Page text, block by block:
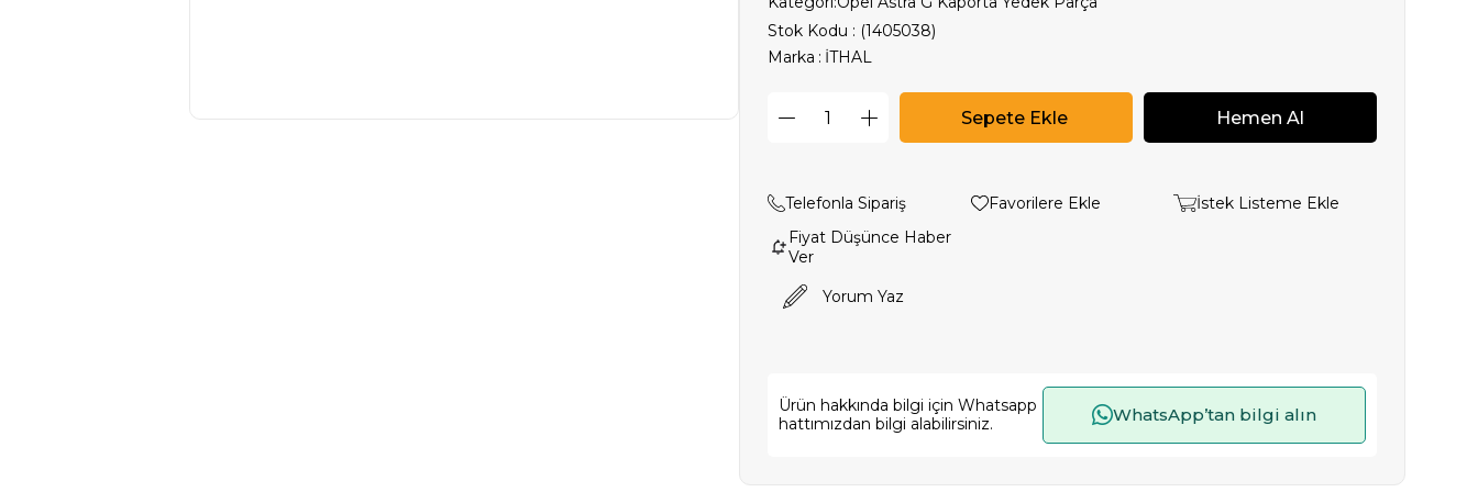
Stok Kodu
(1405038)
Marka : İTHAL
Telefonla Sipariş Favorilere Ekle
İstek Listeme Ekle
Fiyat Düşünce Haber
Ver
Yorum Yaz
Ürün hakkında bilgi için Whatsapp
hattımızdan bilgi alabilirsiniz.
WhatsApp’tan bilgi alın